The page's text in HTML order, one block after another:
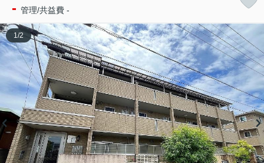
- 管理/共益費 -
1/2